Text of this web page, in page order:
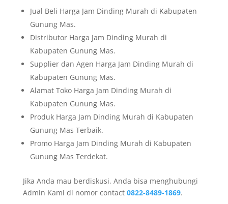
Jual Beli Harga Jam Dinding Murah di Kabupaten
Gunung Mas.
Distributor Harga Jam Dinding Murah di
Kabupaten Gunung Mas.
Supplier dan Agen Harga Jam Dinding Murah di
Kabupaten Gunung Mas.
Alamat Toko Harga Jam Dinding Murah di
Kabupaten Gunung Mas.
Produk Harga Jam Dinding Murah di Kabupaten
Gunung Mas Terbaik.
Promo Harga Jam Dinding Murah di Kabupaten
Gunung Mas Terdekat.
Jika Anda mau berdiskusi, Anda bisa menghubungi
Admin Kami di nomor contact 0822-8489-1869.